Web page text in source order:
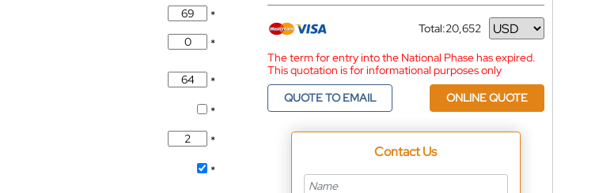
*
*
*
*
*
*
Total:20,652
Currency
The term for entry into the National Phase has expired.
This quotation is for informational purposes only
QUOTE TO EMAIL
ONLINE QUOTE
Contact Us